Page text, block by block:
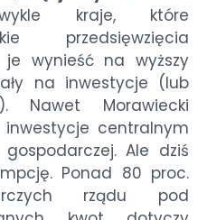
kraje, które
przedsięwzięcia
wynieść na wyższy
na inwestycje (lub
Nawet Morawiecki
centralnym
Ale dziś
Ponad 80 proc.
rządu pod